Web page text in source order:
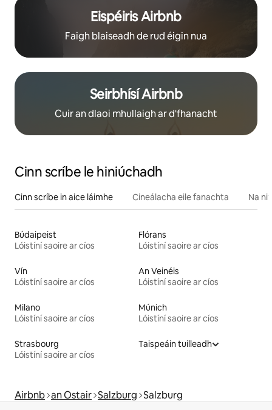
Eispéiris Airbnb
Faigh blaiseadh de rud éigin nua
Seirbhísí Airbnb
Cuir an dlaoi mhullaigh ar d'fhanacht
Cinn scríbe le hiniúchadh
Cinn scríbe in aice láimhe Cineálacha eile fanachta Na
Búdaipeist
Lóistíní saoire ar cíos
Flórans
Lóistíní saoire ar cíos
Vín
Lóistíní saoire ar cíos
An Veinéis
Lóistíní saoire ar cíos
Milano
Lóistíní saoire ar cíos
Múnich
Lóistíní saoire ar cíos
Strasbourg
Lóistíní saoire ar cíos
Taispeáin tuilleadh
Airbnb an Ostair Salzburg Salzburg